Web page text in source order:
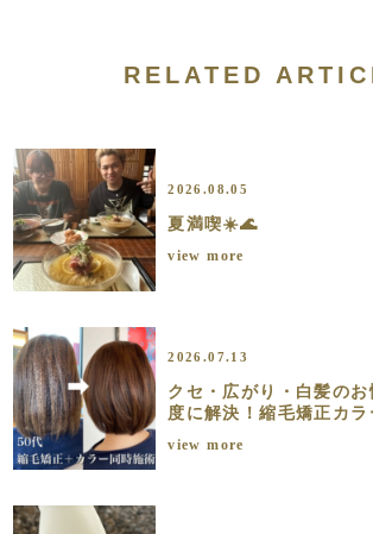
RELATED
2026.08.05
夏満喫☀️🌊
view more
2026.07.13
クセ・広がり・白髪のお
度に解決！縮毛矯正カラ
view more